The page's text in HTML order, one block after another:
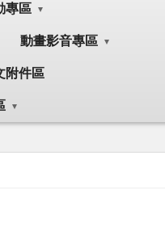
專區
動畫影音專區
附件區